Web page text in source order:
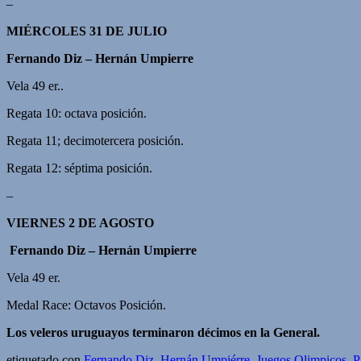
–
MIÉRCOLES 31 DE JULIO
Fernando Diz – Hernán Umpierre
Vela 49 er..
Regata 10: octava posición.
Regata 11; decimotercera posición.
Regata 12: séptima posición.
–
VIERNES 2 DE AGOSTO
Fernando Diz – Hernán Umpierre
Vela 49 er.
Medal Race: Octavos Posición.
Los veleros uruguayos terminaron décimos en la General.